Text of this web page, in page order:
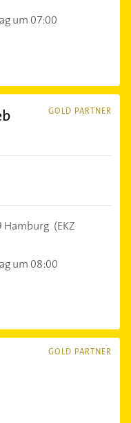
um 07:00
GOLD PARTNER
Hamburg (EKZ
um 08:00
GOLD PARTNER